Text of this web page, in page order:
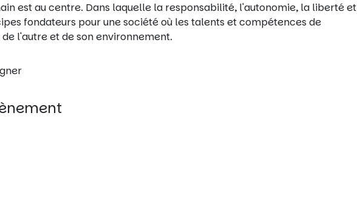
est au centre. Dans laquelle la responsabilité, l'autonomie, la liberté et
fondateurs pour une société où les talents et compétences de
l'autre et de son environnement.